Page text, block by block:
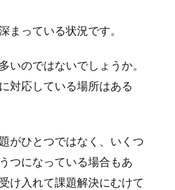
まっている状況です。
いのではないでしょうか。
対応している場所はある
がひとつではなく、いくつ
つになっている場合もあ
け入れて課題解決にむけて